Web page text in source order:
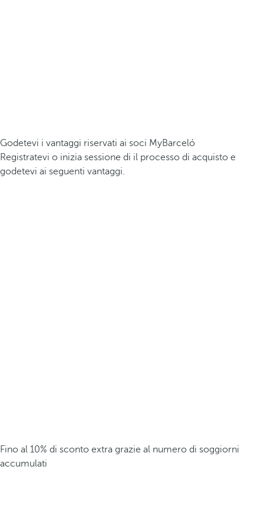
Godetevi i vantaggi riservati ai soci MyBarceló
Registratevi o inizia sessione di il processo di acquisto e
godetevi ai seguenti vantaggi.
Fino al 10% di sconto extra grazie al numero di soggiorni
accumulati